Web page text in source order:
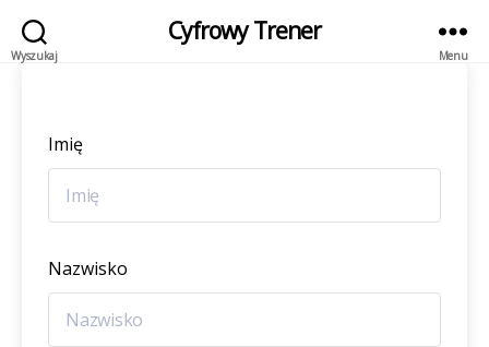
Wyszukaj
Cyfrowy Trener
Menu
Imię
Nazwisko